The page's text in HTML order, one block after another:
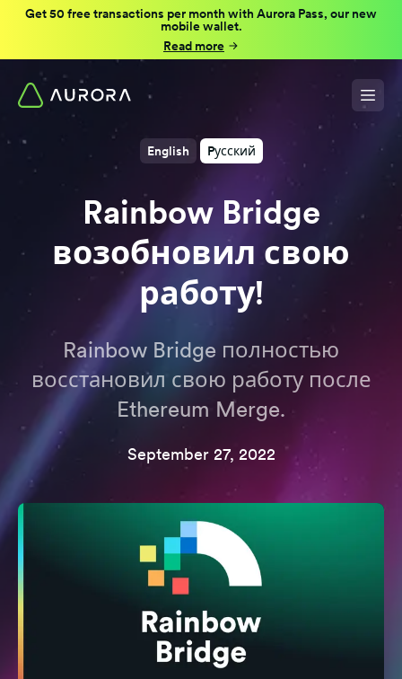
Get 50 free transactions per month with Aurora Pass, our new
mobile wallet.
Read more
English Pусский
Rainbow Bridge
возобновил свою
работу!
Rainbow Bridge полностью
восстановил свою работу после
Ethereum Merge.
September 27, 2022